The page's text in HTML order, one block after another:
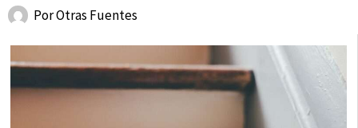
PorOtras Fuentes